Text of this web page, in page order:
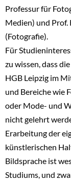
Professur für
Medien) und Prof.
(Fotografie).
Für
zu wissen, dass
HGB Leipzig im
und Bereiche wie
oder Mode- und
nicht gelehrt
Erarbeitung der
künstlerischen
Bildsprache ist
Studiums, und